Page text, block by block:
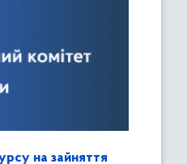
на зайняття